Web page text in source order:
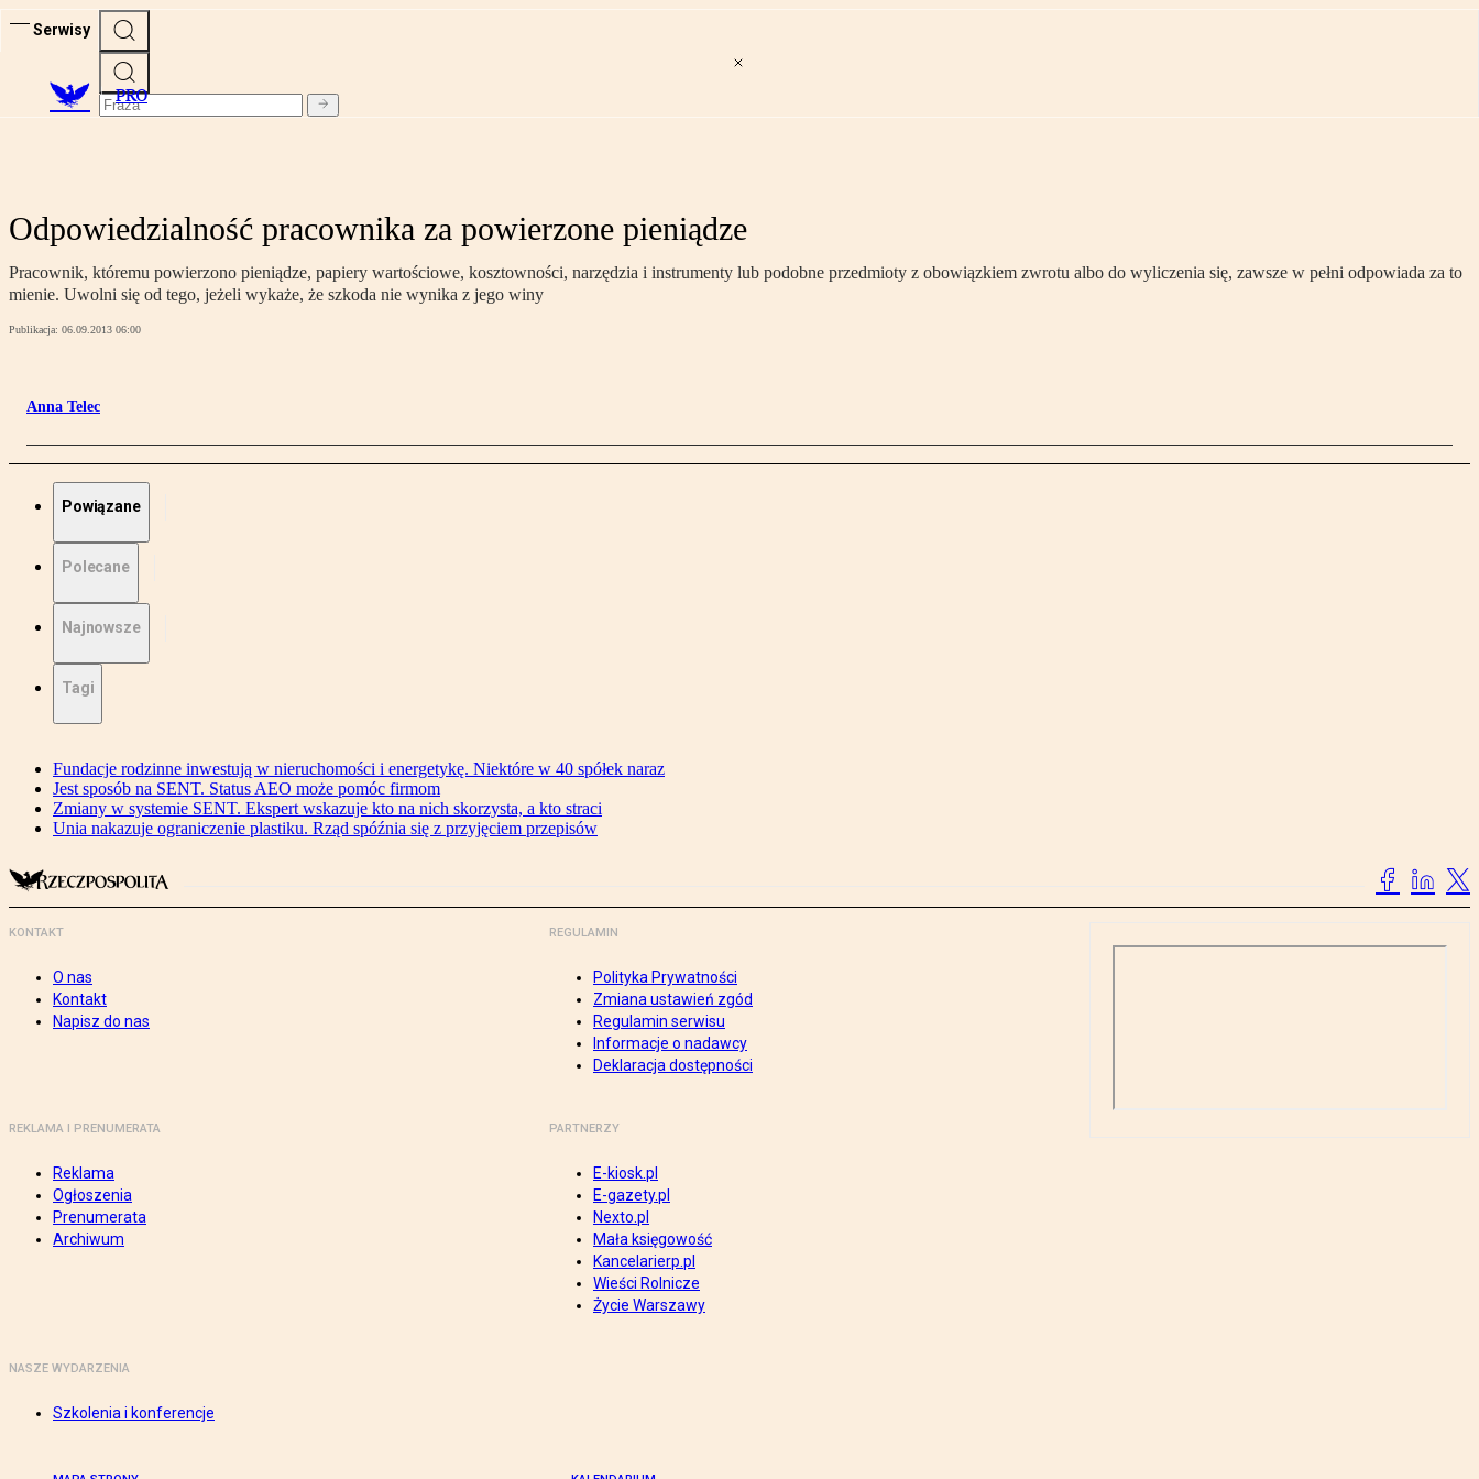
Serwisy
PRO
Odpowiedzialność pracownika za powierzone pieniądze
Pracownik, któremu powierzono pieniądze, papiery wartościowe, kosztowności, narzędzia i instrumenty lub podobne przedmioty z obowiązkiem zwrotu albo do wyliczenia się, zawsze w pełni odpowiada za to
mienie. Uwolni się od tego, jeżeli wykaże, że szkoda nie wynika z jego winy
Publikacja: 06.09.2013 06:00
Anna Telec
Powiązane
Polecane
Najnowsze
Tagi
Fundacje rodzinne inwestują w nieruchomości i energetykę. Niektóre w 40 spółek naraz
Jest sposób na SENT. Status AEO może pomóc firmom
Zmiany w systemie SENT. Ekspert wskazuje kto na nich skorzysta, a kto straci
Unia nakazuje ograniczenie plastiku. Rząd spóźnia się z przyjęciem przepisów
KONTAKT
O nas
Kontakt
Napisz do nas
REGULAMIN
Polityka Prywatności
Zmiana ustawień zgód
Regulamin serwisu
Informacje o nadawcy
Deklaracja dostępności
REKLAMA I PRENUMERATA
Reklama
Ogłoszenia
Prenumerata
Archiwum
PARTNERZY
E-kiosk.pl
E-gazety.pl
Nexto.pl
Mała księgowość
Kancelarierp.pl
Wieści Rolnicze
Życie Warszawy
NASZE WYDARZENIA
Szkolenia i konferencje